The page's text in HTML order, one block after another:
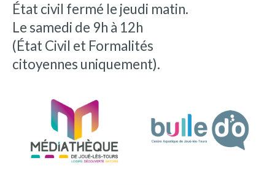
État civil fermé le jeudi matin.
Le samedi de 9h à 12h
(État Civil et Formalités
citoyennes uniquement).